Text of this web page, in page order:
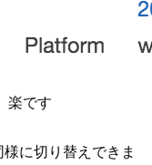
楽です
に切り替えできま